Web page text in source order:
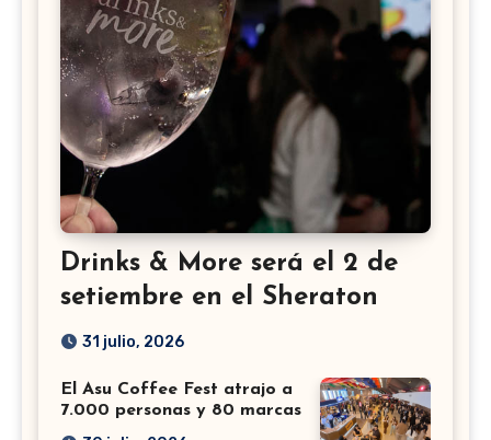
Drinks & More será el 2 de
setiembre en el Sheraton
31 julio, 2026
El Asu Coffee Fest atrajo a
7.000 personas y 80 marcas